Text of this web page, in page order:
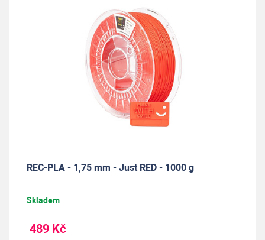
REC-PLA - 1,75 mm - Just RED - 1000 g
Skladem
489 Kč